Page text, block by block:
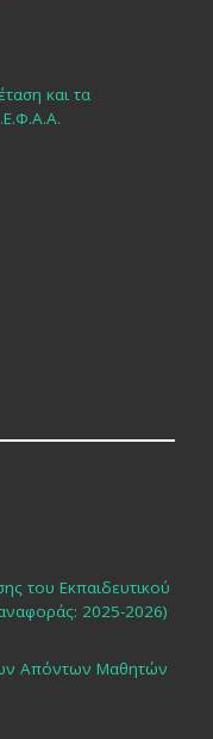
και τα
του Εκπαιδευτικού
2025-2026)
Απόντων Μαθητών